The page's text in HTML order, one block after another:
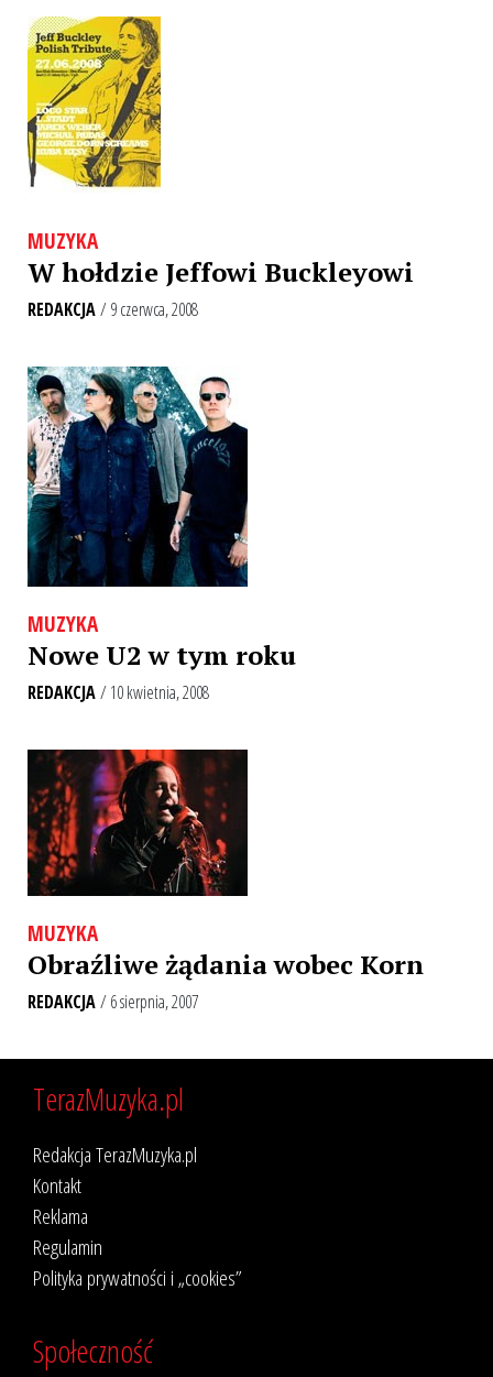
MUZYKA
W hołdzie Jeffowi Buckleyowi
REDAKCJA/ 9 czerwca, 2008
MUZYKA
Nowe U2 w tym roku
REDAKCJA/ 10 kwietnia, 2008
MUZYKA
Obraźliwe żądania wobec Korn
REDAKCJA/ 6 sierpnia, 2007
TerazMuzyka.pl
Redakcja TerazMuzyka.pl
Kontakt
Reklama
Regulamin
Polityka prywatności i „cookies”
Społeczność